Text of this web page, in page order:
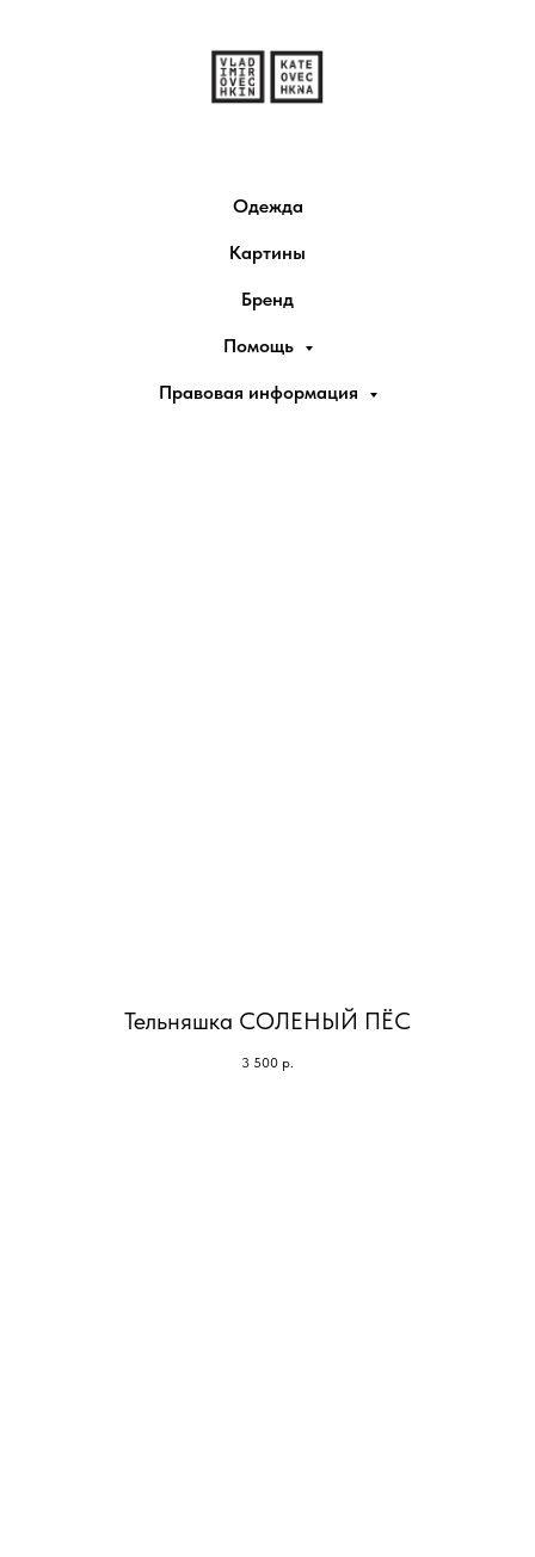
Одежда
Картины
Бренд
Помощь
Правовая информация
Тельняшка СОЛЕНЫЙ ПЁС
3 500 р.